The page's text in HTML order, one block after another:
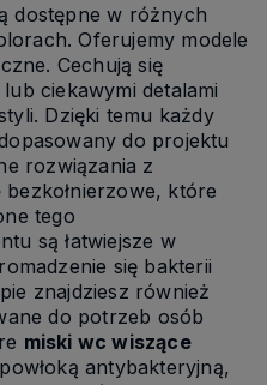
dostępne w różnych
Oferujemy modele
Cechują się
ciekawymi detalami
Dzięki temu każdy
do projektu
rozwiązania z
bezkołnierzowe, które
tego
są łatwiejsze w
się bakterii
znajdziesz również
do potrzeb osób
miski wc wiszące
antybakteryjną,